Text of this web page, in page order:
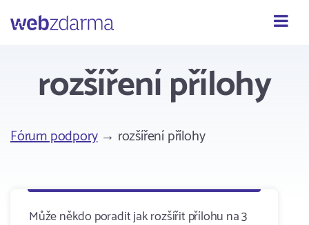
Webzdarma
rozšíření přílohy
Fórum podpory→ rozšíření přílohy
Může někdo poradit jak rozšířit přílohu na 3